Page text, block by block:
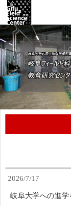
2026/7/17
岐阜大学への進